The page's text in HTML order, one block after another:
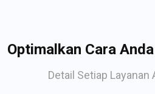
Optimalkan Cara
Detail Setiap Layanan